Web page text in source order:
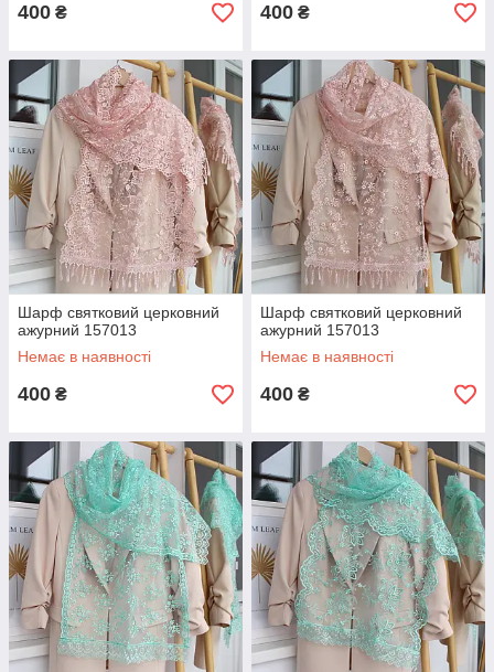
400 ₴ 400 ₴
Шарф святковий церковний
ажурний 157013
Немає в наявності
400 ₴
Шарф святковий церковний
ажурний 157013
Немає в наявності
400 ₴